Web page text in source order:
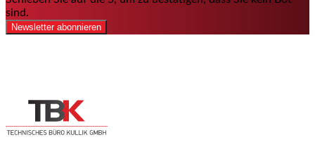
sind.
Newsletter abonnieren